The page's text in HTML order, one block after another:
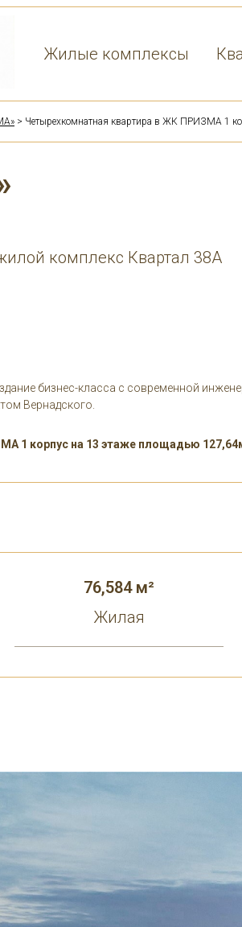
Жилые комплексы
> Четырехкомнатная квартира в ЖК ПРИЗМА 1
комплекс Квартал 38А
бизнес-класса с современной
Вернадского.
1 корпус на 13 этаже площадью
76,584 м²
Жилая